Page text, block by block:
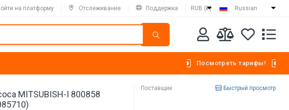
на платформу Отслеживание Поддержка RUB (₽) Russian
Посмотреть тарифы!
MITSUBISH-I 800858
Поставщик Быстрый просмотр